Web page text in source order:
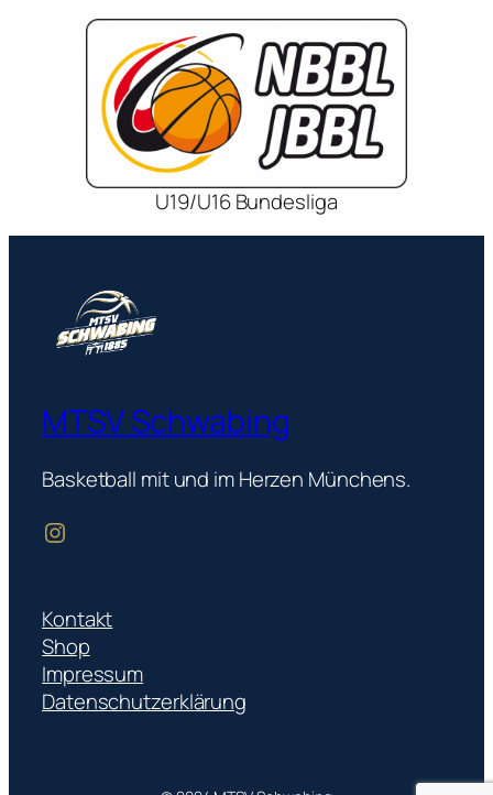
U19/U16 Bundesliga
MTSV Schwabing
Basketball mit und im Herzen Münchens.
mtsvschwabingbasketball
Kontakt
Shop
Impressum
Datenschutzerklärung